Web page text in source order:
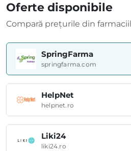
Oferte disponibile
Compară prețurile din
SpringFarma
springfarma.com
HelpNet
helpnet.ro
Liki24
liki24.ro